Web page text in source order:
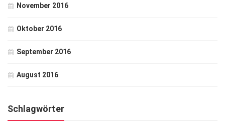
November 2016
Oktober 2016
September 2016
August 2016
Schlagwörter